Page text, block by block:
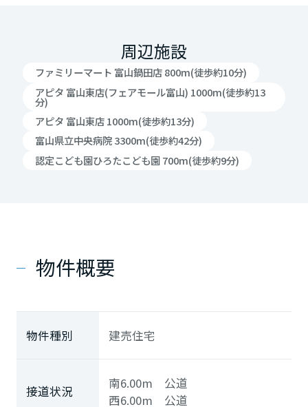
周辺施設
ファミリーマート 富山鍋田店 800m(徒歩約10分)
アピタ 富山東店(フェアモール富山) 1000m(徒歩約13
分)
アピタ 富山東店 1000m(徒歩約13分)
富山県立中央病院 3300m(徒歩約42分)
認定こども園ひろたこども園 700m(徒歩約9分)
物件概要
物件種別 建売住宅
接道状況
南6.00m 公道
西6.00m 公道